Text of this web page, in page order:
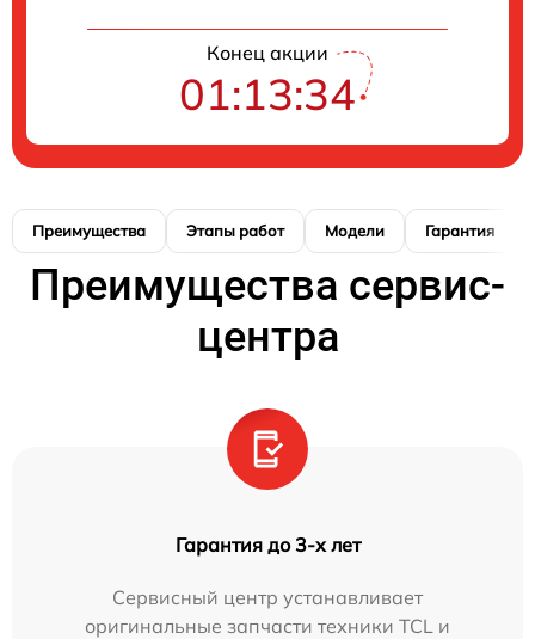
Конец акции
01:13:34
Преимущества Этапы работ Модели Гарантия
Преимущества сервис-
центра
Гарантия до 3-х лет
Сервисный центр устанавливает
оригинальные запчасти техники TCL и